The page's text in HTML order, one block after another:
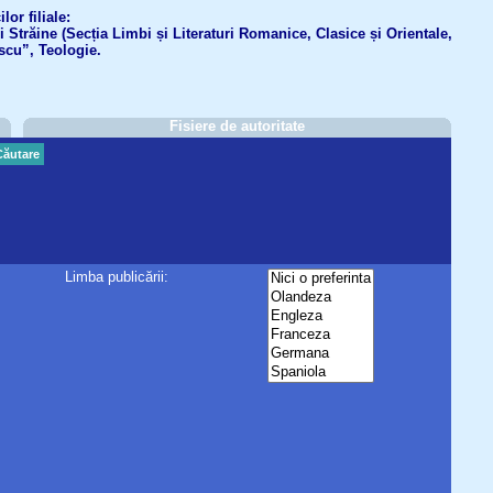
filiale:
(Secția Limbi și Literaturi Romanice, Clasice și Orientale,
Teologie.
Fisiere de autoritate
Limba publicării: